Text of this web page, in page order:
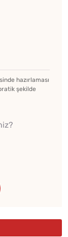
hazırlaması
şekilde